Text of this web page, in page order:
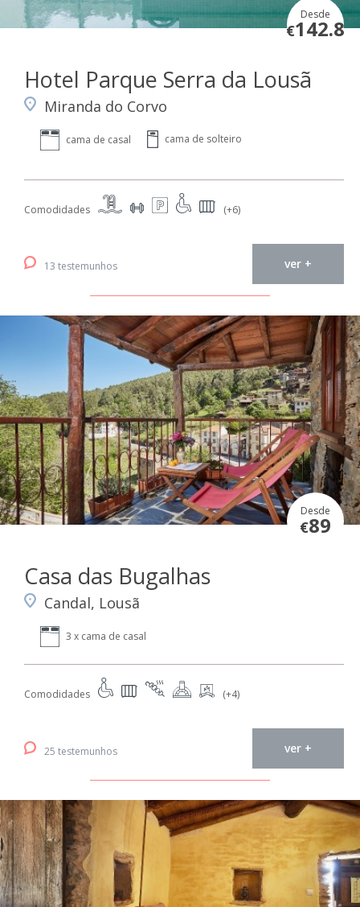
Desde
€142.8
Hotel Parque Serra da Lousã
Miranda do Corvo
cama de casal cama de solteiro
Comodidades (+6)
13 testemunhos ver +
Desde
€89
Casa das Bugalhas
Candal, Lousã
3 x cama de casal
Comodidades (+4)
25 testemunhos ver +